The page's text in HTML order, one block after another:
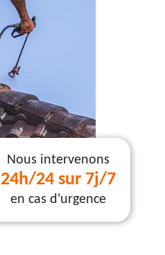
Nous intervenons
24h/24 sur 7j/7
en cas d'urgence